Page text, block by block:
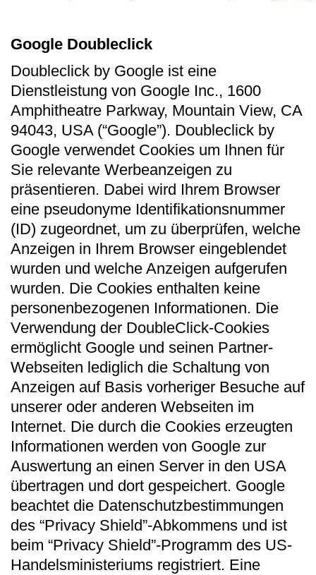
Google Doubleclick
Doubleclick by Google ist eine
Dienstleistung von Google Inc., 1600
Amphitheatre Parkway, Mountain View, CA
94043, USA (“Google”). Doubleclick by
Google verwendet Cookies um Ihnen für
Sie relevante Werbeanzeigen zu
präsentieren. Dabei wird Ihrem Browser
eine pseudonyme Identifikationsnummer
(ID) zugeordnet, um zu überprüfen, welche
Anzeigen in Ihrem Browser eingeblendet
wurden und welche Anzeigen aufgerufen
wurden. Die Cookies enthalten keine
personenbezogenen Informationen. Die
Verwendung der DoubleClick-Cookies
ermöglicht Google und seinen Partner-
Webseiten lediglich die Schaltung von
Anzeigen auf Basis vorheriger Besuche auf
unserer oder anderen Webseiten im
Internet. Die durch die Cookies erzeugten
Informationen werden von Google zur
Auswertung an einen Server in den USA
übertragen und dort gespeichert. Google
beachtet die Datenschutzbestimmungen
des “Privacy Shield”-Abkommens und ist
beim “Privacy Shield”-Programm des US-
Handelsministeriums registriert. Eine